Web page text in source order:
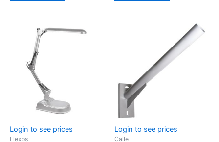
Login to see prices
Flexos
Login to see prices
Calle